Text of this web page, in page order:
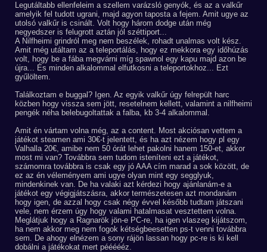
Legutáltabb ellenfeleim a szellem varázsló genyók, és az a valkűr
amelyik fel tudott ugrani, majd agyon taposta a fejem. Amit ugye az
utolsó valkűr is csinált. Volt hogy három dodge után még
negyedszer is felugrott aztán jól széttiport...
A Nilfheimi grindról meg nem beszélek, rohadt unalmas volt kész.
Amit még utáltam az a teleportálás, hogy ez mekkora egy időhúzás
volt, hogy be a fába megvárni míg spawnol egy kapu majd azon be
újra... És minden alkalommal elfutkosni a teleportokhoz... Ezt
gyűlöltem.
Találkoztam e buggal? Igen. Az egyik valkűr úgy felrepült harc
közben hogy vissza sem jött, resetelnem kellett, valamint a nilfheimi
pengék néha belebugoltattak a falba, kb 3-4 alkalommal.
Amit én vártam volna még, az a content. Most akciósan vettem a
játékot steamen ami 30€-t jelentett, és ha azt nézem hogy pl egy
Valhalla 20€, amibe nem 50 órát lehet pakolni hanem 150-et, akkor
most mi van? Továbbra sem tudom isteníteni ezt a játékot,
számomra továbbra is csak egy jó AAA cím marad a sok között, de
ez az én véleményem ami ugye olyan mint egy segglyuk,
mindenkinek van. De ha valaki azt kérdezi hogy ajánlanám-e a
játékot egy végigjátszásra, akkor természetesen azt mondanám
hogy igen, de azzal hogy csak négy évvel később tudtam játszani
vele, nem érzem úgy hogy valami hatalmasat vesztettem volna.
Meglátjuk hogy a Ragnarök jön-e PC-re, ha igen vlaszeg kijátszom,
ha nem akkor meg nem fogok kétségbeesetten ps-t venni továbbra
sem. De ahogy elnézem a sony rájön lassan hogy pc-re is ki kell
dobálni a játékokat mert péééééz.